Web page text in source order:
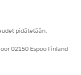
pidätetään.
02150 Espoo Finland